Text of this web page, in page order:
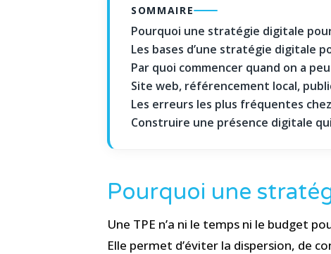
SOMMAIRE
Pourquoi une stratégie digitale
Les bases d’une stratégie digitale
Par quoi commencer quand on a
Site web, référencement local,
Les erreurs les plus fréquentes
Construire une présence digitale
Pourquoi une
Une TPE n’a ni le temps ni le budget
Elle permet d’éviter la dispersion, de